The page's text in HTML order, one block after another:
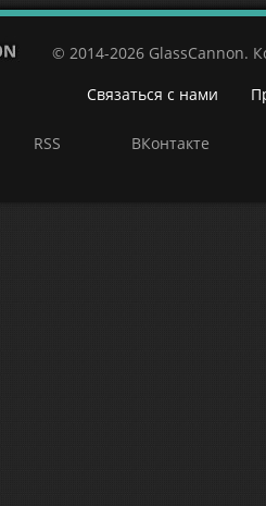
© 2014-2026 GlassCannon.
Связаться с нами
RSS ВКонтакте